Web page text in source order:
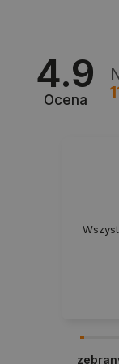
4.9
Ocena
na